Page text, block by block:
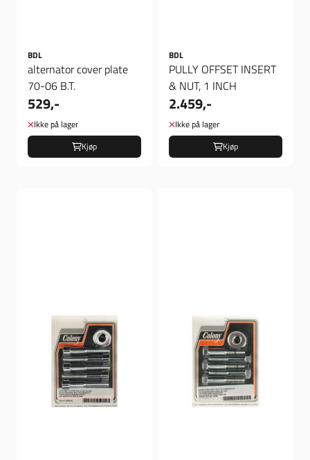
BDL
alternator cover plate
70-06 B.T.
529,-
Ikke på lager
Kjøp
BDL
PULLY OFFSET INSERT
& NUT, 1 INCH
2.459,-
Ikke på lager
Kjøp